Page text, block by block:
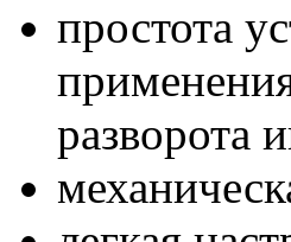
простота
разворота